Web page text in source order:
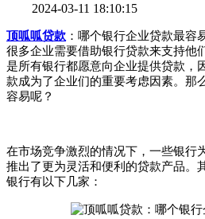
2024-03-11 18:10:15
顶呱呱贷款 ： 哪个银行企业贷款最容
很多企业需要借助银行贷款来支持他
是所有银行都愿意向企业提供贷款，
款成为了企业们的重要考虑因素。那
容易呢？
在市场竞争激烈的情况下，一些银行
推出了更为灵活和便利的贷款产品。
银行有以下几家：